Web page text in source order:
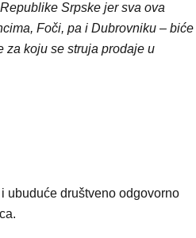
Srpske jer sva ova
Foči, pa i Dubrovniku – biće
za koju se struja prodaje u
ubuduće društveno odgovorno